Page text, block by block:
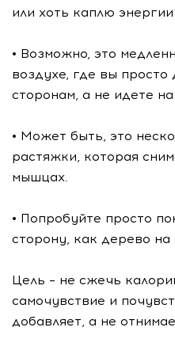
или хоть каплю
• Возможно, это
воздухе, где вы
сторонам, а не идете
• Может быть, это
растяжки, которая
мышцах.
• Попробуйте просто
сторону, как дерево на
Цель – не сжечь
самочувствие и
добавляет, а не